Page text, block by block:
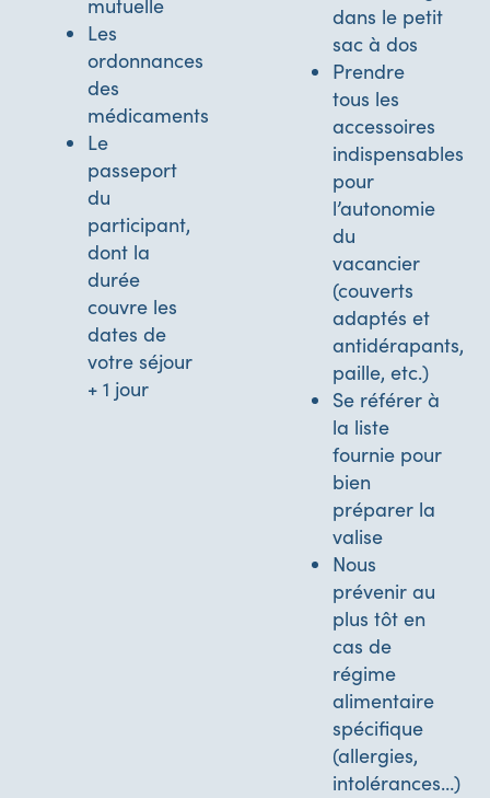
mutuelle
Les
ordonnances
des
médicaments
Le
passeport
du
participant,
dont la
durée
couvre les
dates de
votre séjour
+ 1 jour
dans le petit
sac à dos
Prendre
tous les
accessoires
indispensables
pour
l’autonomie
du
vacancier
(couverts
adaptés et
antidérapants,
paille, etc.)
Se référer à
la liste
fournie pour
bien
préparer la
valise
Nous
prévenir au
plus tôt en
cas de
régime
alimentaire
spécifique
(allergies,
intolérances…)